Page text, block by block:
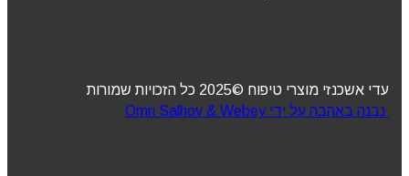
עדי אשכנזי מוצרי טיפוח ©2025 כל הזכויות שמורות
נבנה באהבה על ידי Omri Salhov & Webey